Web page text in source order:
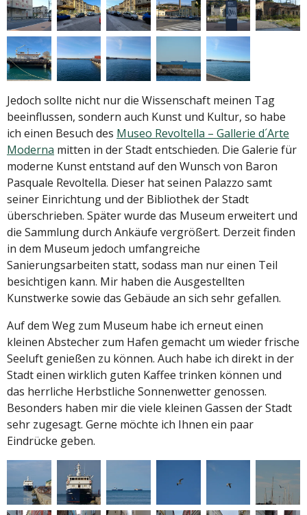
Jedoch sollte nicht nur die Wissenschaft meinen Tag
beeinflussen, sondern auch Kunst und Kultur, so habe
ich einen Besuch des Museo Revoltella – Gallerie d´Arte
Moderna mitten in der Stadt entschieden. Die Galerie für
moderne Kunst entstand auf den Wunsch von Baron
Pasquale Revoltella. Dieser hat seinen Palazzo samt
seiner Einrichtung und der Bibliothek der Stadt
überschrieben. Später wurde das Museum erweitert und
die Sammlung durch Ankäufe vergrößert. Derzeit finden
in dem Museum jedoch umfangreiche
Sanierungsarbeiten statt, sodass man nur einen Teil
besichtigen kann. Mir haben die Ausgestellten
Kunstwerke sowie das Gebäude an sich sehr gefallen.
Auf dem Weg zum Museum habe ich erneut einen
kleinen Abstecher zum Hafen gemacht um wieder frische
Seeluft genießen zu können. Auch habe ich direkt in der
Stadt einen wirklich guten Kaffee trinken können und
das herrliche Herbstliche Sonnenwetter genossen.
Besonders haben mir die viele kleinen Gassen der Stadt
sehr zugesagt. Gerne möchte ich Ihnen ein paar
Eindrücke geben.